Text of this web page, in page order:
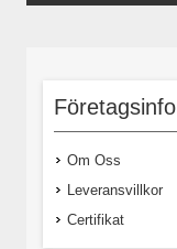
Företagsinfo
Om Oss
Leveransvillkor
Certifikat